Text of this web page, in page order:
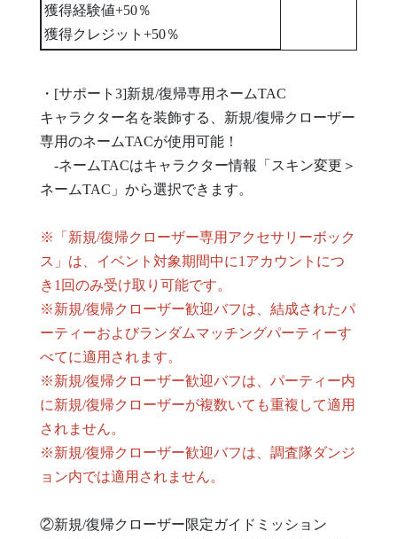
獲得経験値+50％
獲得クレジット+50％
・[サポート3]新規/復帰専用ネームTAC
キャラクター名を装飾する、新規/復帰クローザー
専用のネームTACが使用可能！
-ネームTACはキャラクター情報「スキン変更＞
ネームTAC」から選択できます。
※「新規/復帰クローザー専用アクセサリーボック
ス」は、イベント対象期間中に1アカウントにつ
き1回のみ受け取り可能です。
※新規/復帰クローザー歓迎バフは、結成されたパ
ーティーおよびランダムマッチングパーティーす
べてに適用されます。
※新規/復帰クローザー歓迎バフは、パーティー内
に新規/復帰クローザーが複数いても重複して適用
されません。
※新規/復帰クローザー歓迎バフは、調査隊ダンジ
ョン内では適用されません。
②新規/復帰クローザー限定ガイドミッション